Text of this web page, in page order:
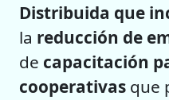
Distribuida que
la reducción de
de capacitación
cooperativas que